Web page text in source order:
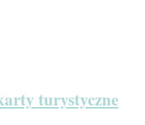
turystyczne